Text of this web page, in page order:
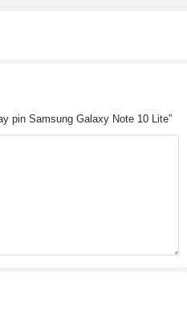
pin Samsung Galaxy Note 10 Lite”